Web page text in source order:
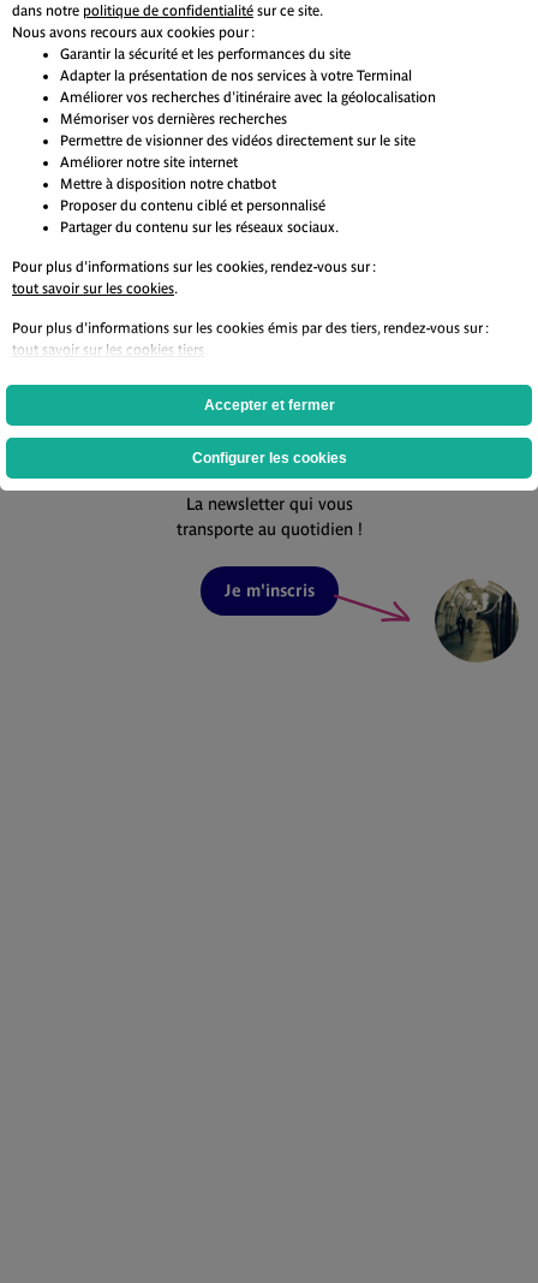
Tentez de gagner 3×2 places pour le concert
de Yael Naim à l’Olympia !
Ne ratez aucune actualité
grâce ànotre newsletter
La newsletter qui vous
transporte au quotidien !
Je m'inscris
dans notre politique de confidentialité sur ce site.
Nous avons recours aux cookies pour :
Garantir la sécurité et les performances du site
Adapter la présentation de nos services à votre Terminal
Améliorer vos recherches d'itinéraire avec la géolocalisation
Mémoriser vos dernières recherches
Permettre de visionner des vidéos directement sur le site
Améliorer notre site internet
Mettre à disposition notre chatbot
Proposer du contenu ciblé et personnalisé
Partager du contenu sur les réseaux sociaux.
Pour plus d'informations sur les cookies, rendez-vous sur :
tout savoir sur les cookies.
Pour plus d'informations sur les cookies émis par des tiers, rendez-vous sur :
tout savoir sur les cookies tiers
Configurer les cookies
Accepter et fermer